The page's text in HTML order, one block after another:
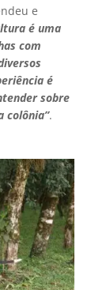
e
é uma
com
é
sobre
colônia”.